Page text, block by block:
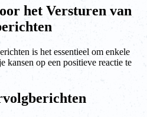
het Versturen van
is het essentieel om enkele
kansen op een positieve reactie te